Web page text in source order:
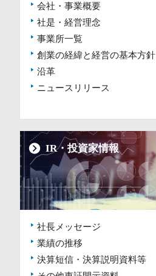
会社・事業概要
社是・経営理念
事業所一覧
創業の経緯と経営の基本方針
沿革
ニュースリリース
IR・投資家情報
社長メッセージ
業績の推移
決算短信・決算説明資料等